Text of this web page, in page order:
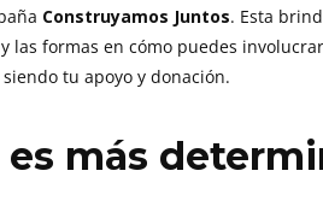
Construyamos Juntos. Esta
las formas en cómo puedes
tu apoyo y donación.
más